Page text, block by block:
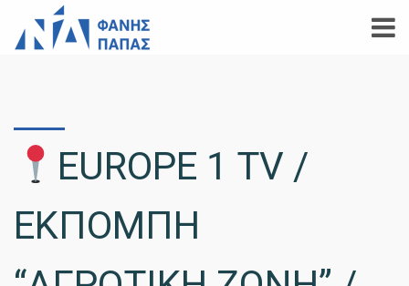
EUROPE 1 TV /
ΕΚΠΟΜΠΗ